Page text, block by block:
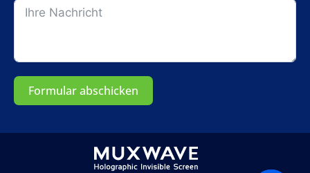
Formular abschicken